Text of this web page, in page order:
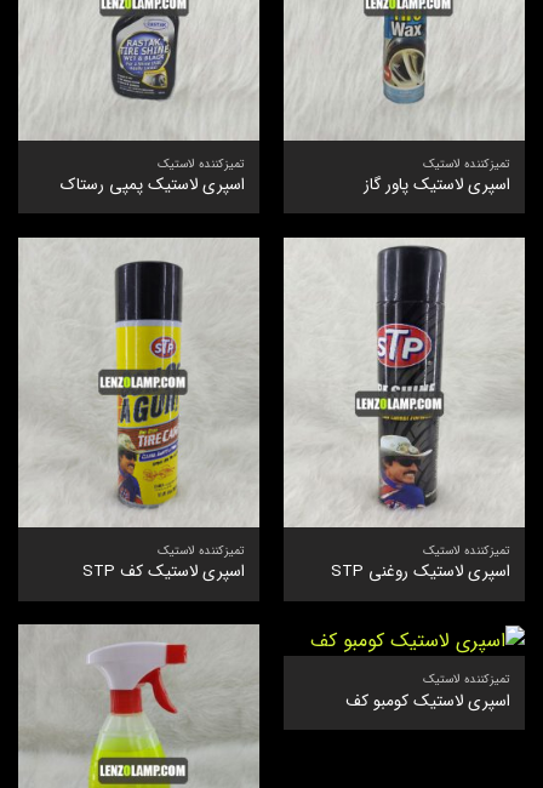
تمیزکننده لاستیک
اسپری لاستیک پاور گاز
تمیزکننده لاستیک
اسپری لاستیک پمپی رستاک
تمیزکننده لاستیک
اسپری لاستیک روغنی STP
تمیزکننده لاستیک
اسپری لاستیک کف STP
تمیزکننده لاستیک
اسپری لاستیک کومبو کف